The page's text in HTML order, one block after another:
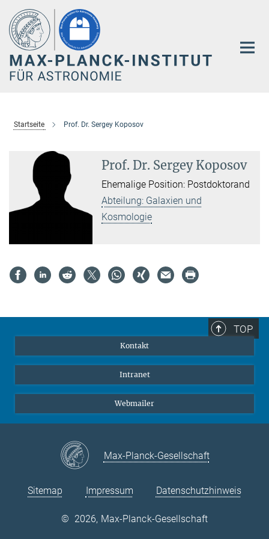
Hauptinhalt
Startseite Prof. Dr. Sergey Koposov
Prof. Dr. Sergey Koposov
Ehemalige Position: Postdoktorand
Abteilung: Galaxien und
Kosmologie
TOP
Kontakt
Intranet
Webmailer
Max-Planck-Gesellschaft
Sitemap Impressum Datenschutzhinweis
© 2026, Max-Planck-Gesellschaft